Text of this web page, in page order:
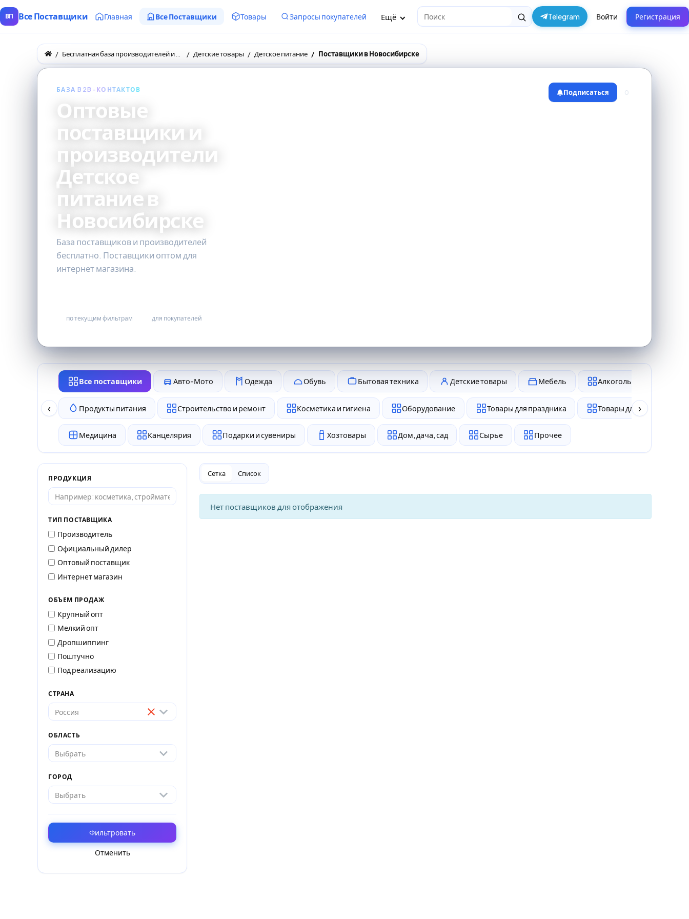
ВП Все Поставщики Главная Все Поставщики Товары Запросы покупателей Ещё Поиск Telegram Войти Регистрация
Детские товары Детское питание Поставщики в Новосибирске
БАЗА B2B-КОНТАКТОВ
Оптовые
поставщики и
производители
Детское
питание в
Новосибирске
База поставщиков и производителей
бесплатно. Поставщики оптом для
интернет магазина.
по текущим фильтрам для покупателей
Подписаться 0
‹
Все поставщики Авто-Мото Одежда Обувь Бытовая техника Детские товары Мебель Алкоголь и табак
Продукты питания Строительство и ремонт Косметика и гигиена Оборудование Товары для праздника Товары для животных
Медицина Канцелярия Подарки и сувениры Хозтовары Дом, дача, сад Сырье Прочее
›
ПРОДУКЦИЯ
ТИП ПОСТАВЩИКА
Производитель
Официальный дилер
Оптовый поставщик
Интернет магазин
ОБЪЕМ ПРОДАЖ
Крупный опт
Мелкий опт
Дропшиппинг
Поштучно
Под реализацию
СТРАНА
Россия
ОБЛАСТЬ
Выбрать
ГОРОД
Выбрать
Фильтровать
Отменить
Сетка Список
Нет поставщиков для отображения